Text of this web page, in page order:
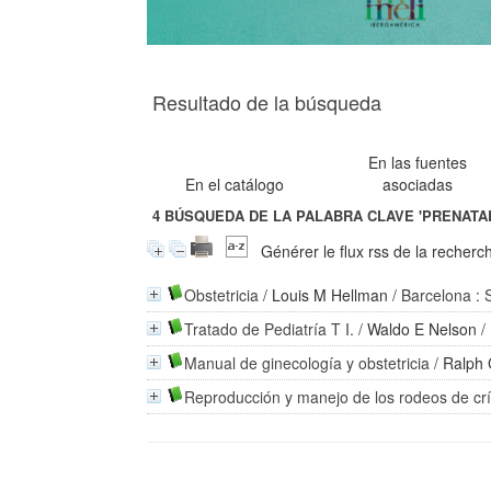
Resultado de la búsqueda
En el catálogo
En las fuentes
asociadas
4 BÚSQUEDA DE LA PALABRA CLAVE
Générer le flux rss de la
Obstetricia / Louis M Hellman / Barcelona :
Tratado de Pediatría T I. /Waldo E Nelson /
Manual de ginecología y obstetricia / Ralph
Reproducción y manejo de los rodeos de